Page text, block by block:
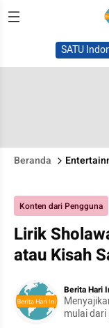
SATU
Beranda
Konten dari Pengguna
Lirik
atau Kisah
Berita Hari
mulai dari